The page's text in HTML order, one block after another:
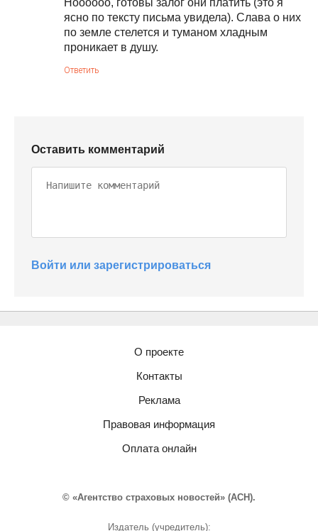
Ноооооо, готовы залог они платить (это я
ясно по тексту письма увидела). Слава о них
по земле стелется и туманом хладным
проникает в душу.
Ответить
Оставить комментарий
Войти или зарегистрироваться
О проекте
Контакты
Реклама
Правовая информация
Оплата онлайн
© «Агентство страховых новостей» (АСН).
Издатель (учредитель):